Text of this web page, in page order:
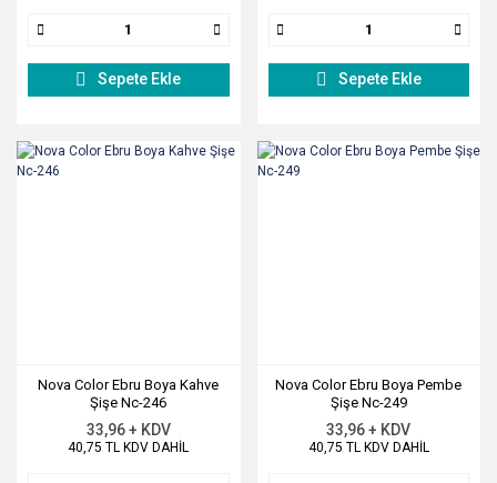
Sepete Ekle Sepete Ekle
Nova Color Ebru Boya Kahve
Şişe Nc-246
33,96 + KDV
40,75 TL KDV DAHİL
Nova Color Ebru Boya Pembe
Şişe Nc-249
33,96 + KDV
40,75 TL KDV DAHİL